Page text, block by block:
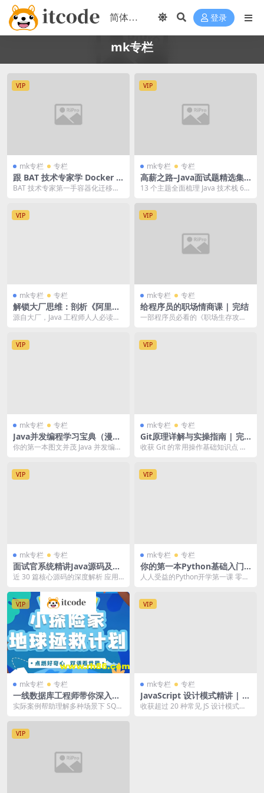
登录
mk专栏
VIP
mk专栏 专栏
跟 BAT 技术专家学 Docker +
K8S | 完结
BAT 技术专家第一手容器化迁移经
VIP
mk专栏 专栏
高薪之路–Java面试题精选集 |
完结
13 个主题全面梳理 Java 技术栈 60
VIP
mk专栏 专栏
解锁大厂思维：剖析《阿里巴
巴 Java 开发手册》 | 完结
源自大厂，Java 工程师人人必读的
VIP
mk专栏 专栏
给程序员的职场情商课 | 完结
一部程序员必看的《职场生存攻
VIP
mk专栏 专栏
Java并发编程学习宝典（漫画
版） | 完结
你的第一本图文并茂 Java 并发编程
VIP
mk专栏 专栏
Git原理详解与实操指南 | 完
结
收获 Git 的常用操作基础知识点 掌
VIP
mk专栏 专栏
面试官系统精讲Java源码及大
厂真题 | 完结
近 30 篇核心源码的深度解析 应用
验 总结最佳设...
VIP
mk专栏 专栏
你的第一本Python基础入门
书 | 完结
人人受益的Python开学第一课 零基
VIP
mk专栏 专栏
一线数据库工程师带你深入理
解 MySQL | 完结
实际案例帮助理解多种场景下 SQL
VIP
mk专栏 专栏
JavaScript 设计模式精讲 | 完
结
收获超过 20 种常见 JS 设计模式的
VIP